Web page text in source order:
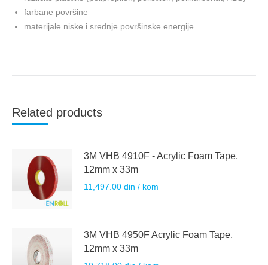
farbane površine
materijale niske i srednje površinske energije.
Related products
3M VHB 4910F - Acrylic Foam Tape,
12mm x 33m
11,497.00 din / kom
3M VHB 4950F Acrylic Foam Tape,
12mm x 33m